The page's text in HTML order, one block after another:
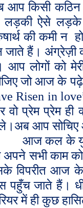
आप किसी कठिन
लड़की ऐसे लड़के
की कमी न
जाते हैं। अंग्रेज़ी
आप लोगों को
जो आज के
Risen in love
वो प्रेम प्रेम
आप सोचिए
आज कल के
अपने सभी काम
विपरीत आज
पहुँच जाते हैं।
में ही कुछ